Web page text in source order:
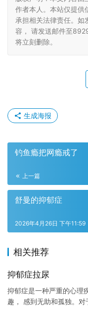
作者本人。本站仅提供
承担相关法律责任。如
容， 请发送邮件至
将立刻删除。
生成海报
钓鱼瘾把网瘾戒了
上一篇
舒曼的抑郁症
2026年4月26日 下午11:59
相关推荐
抑郁症拉尿
抑郁症是一种严重的心理
趣， 感到无助和孤独。